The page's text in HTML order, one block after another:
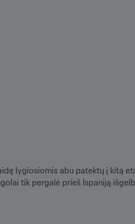
lygiosiomis abu patektų į kitą
tik pergalė prieš Ispaniją